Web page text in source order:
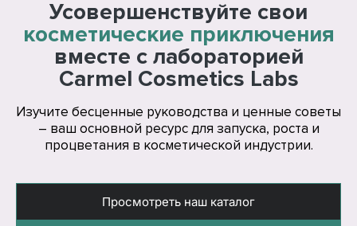
Усовершенствуйте свои
косметические приключения
вместе с лабораторией
Carmel Cosmetics Labs
Изучите бесценные руководства и ценные советы
– ваш основной ресурс для запуска, роста и
процветания в косметической индустрии.
Просмотреть наш каталог